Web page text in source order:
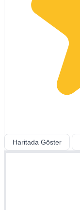
Haritada Göster